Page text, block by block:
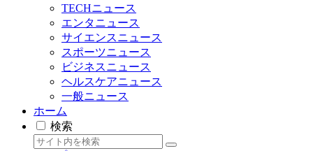
TECHニュース
エンタニュース
サイエンスニュース
スポーツニュース
ビジネスニュース
ヘルスケアニュース
一般ニュース
ホーム
検索